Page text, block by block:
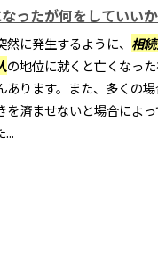
ったが何をしていい
然に発生するように、 相
の地位に就くと亡くなっ
あります。また、多くの
を済ませないと場合によ
...